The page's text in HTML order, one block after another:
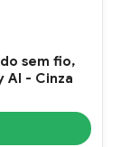
sem fio,
AI - Cinza